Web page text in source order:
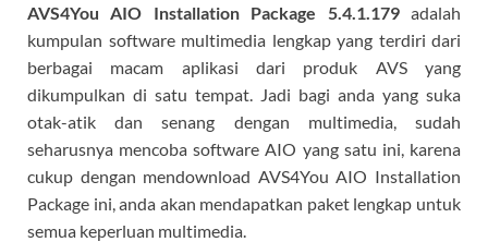
AVS4You AIO Installation Package 5.4.1.179 adalah
kumpulan software multimedia lengkap yang terdiri dari
berbagai macam aplikasi dari produk AVS yang
dikumpulkan di satu tempat. Jadi bagi anda yang suka
otak-atik dan senang dengan multimedia, sudah
seharusnya mencoba software AIO yang satu ini, karena
cukup dengan mendownload AVS4You AIO Installation
Package ini, anda akan mendapatkan paket lengkap untuk
semua keperluan multimedia.